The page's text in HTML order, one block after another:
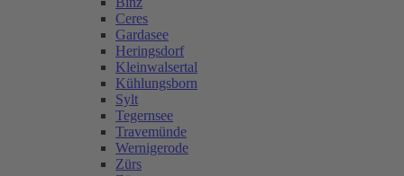
Ceres
Gardasee
Heringsdorf
Kleinwalsertal
Kühlungsborn
Sylt
Tegernsee
Travemünde
Wernigerode
Zürs